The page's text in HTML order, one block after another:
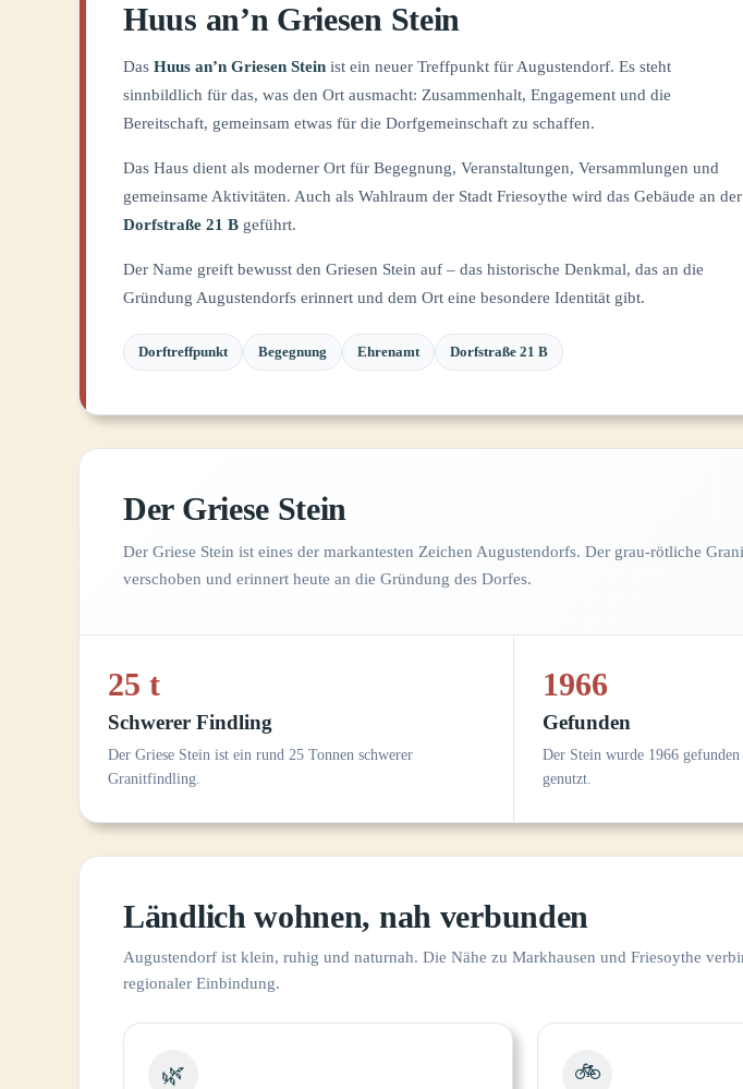
Huus an’n Griesen Stein
Das Huus an’n Griesen Stein ist ein neuer Treffpunkt für Augustendorf. Es steht
sinnbildlich für das, was den Ort ausmacht: Zusammenhalt, Engagement und die
Bereitschaft, gemeinsam etwas für die Dorfgemeinschaft zu schaffen.
Das Haus dient als moderner Ort für Begegnung, Veranstaltungen, Versammlungen und
gemeinsame Aktivitäten. Auch als Wahlraum der Stadt Friesoythe wird das Gebäude an der
Dorfstraße 21 B geführt.
Der Name greift bewusst den Griesen Stein auf – das historische Denkmal, das an die
Gründung Augustendorfs erinnert und dem Ort eine besondere Identität gibt.
Dorftreffpunkt Begegnung Ehrenamt Dorfstraße 21 B
Der Griese Stein
Der Griese Stein ist eines der markantesten Zeichen Augustendorfs. Der grau-rötliche
verschoben und erinnert heute an die Gründung des Dorfes.
25 t
Schwerer Findling
Der Griese Stein ist ein rund 25 Tonnen schwerer
Granitfindling.
1966
Gefunden
Der Stein wurde 1966
genutzt.
Ländlich wohnen, nah verbunden
Augustendorf ist klein, ruhig und naturnah. Die Nähe zu Markhausen und Friesoythe
regionaler Einbindung.
🌿 🚲